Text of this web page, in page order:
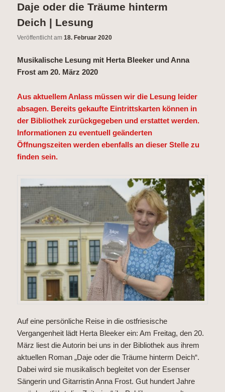
Daje oder die Träume hinterm
Deich | Lesung
Veröffentlicht am18. Februar 2020
Musikalische Lesung mit Herta Bleeker und Anna
Frost am 20. März 2020
Aus aktuellem Anlass müssen wir die Lesung leider
absagen. Bereits gekaufte Eintrittskarten können in
der Bibliothek zurückgegeben und erstattet werden.
Informationen zu eventuell geänderten
Öffnungszeiten werden ebenfalls an dieser Stelle zu
finden sein.
Auf eine persönliche Reise in die ostfriesische
Vergangenheit lädt Herta Bleeker ein: Am Freitag, den 20.
März liest die Autorin bei uns in der Bibliothek aus ihrem
aktuellen Roman „Daje oder die Träume hinterm Deich“.
Dabei wird sie musikalisch begleitet von der Esenser
Sängerin und Gitarristin Anna Frost. Gut hundert Jahre